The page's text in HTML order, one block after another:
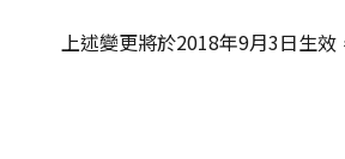
上述變更將於2018年9月3日生